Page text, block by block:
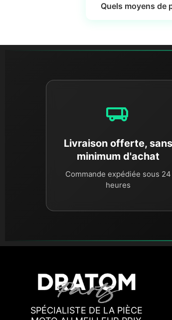
Quels moyens de
Livraison offerte, sans
minimum d'achat
Commande expédiée sous 24
heures
SPÉCIALISTE DE LA PIÈCE